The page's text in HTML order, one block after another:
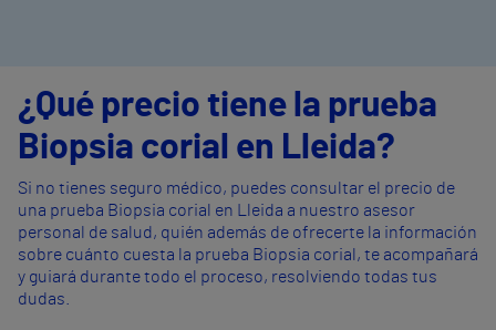
¿Qué precio tiene la prueba
Biopsia corial en Lleida?
Si no tienes seguro médico, puedes consultar el precio de
una prueba Biopsia corial en Lleida a nuestro asesor
personal de salud, quién además de ofrecerte la información
sobre cuánto cuesta la prueba Biopsia corial, te acompañará
y guiará durante todo el proceso, resolviendo todas tus
dudas.